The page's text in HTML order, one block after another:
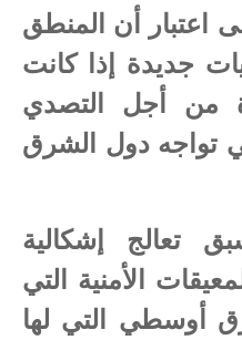
اعتبار أن المنطق
جديدة إذا كانت
من أجل التصدي
تواجه دول الشرق
تعالج إشكالية
الأمنية التي
أوسطي التي لها